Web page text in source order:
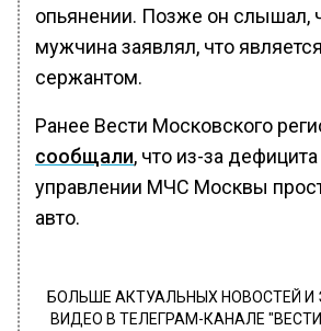
опьянении. Позже он слышал,
мужчина заявлял, что
сержантом.
Ранее Вести Московского
сообщали, что из-за
управлении МЧС Москвы
авто.
БОЛЬШЕ АКТУАЛЬНЫХ НОВОСТЕЙ
ВИДЕО В ТЕЛЕГРАМ-КАНАЛЕ